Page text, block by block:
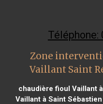
Téléphone:
Zone
Vaillant Saint
chaudière fioul Vaillant
Vaillant à Saint